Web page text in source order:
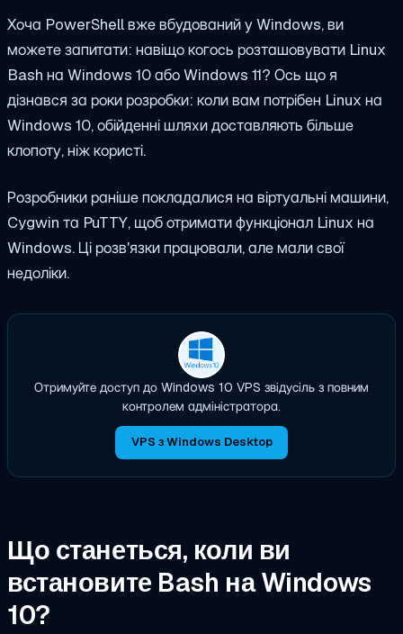
Хоча PowerShell вже вбудований у Windows, ви
можете запитати: навіщо когось розташовувати Linux
Bash на Windows 10 або Windows 11? Ось що я
дізнався за роки розробки: коли вам потрібен Linux на
Windows 10, обійденні шляхи доставляють більше
клопоту, ніж користі.
Розробники раніше покладалися на віртуальні машини,
Cygwin та PuTTY, щоб отримати функціонал Linux на
Windows. Ці розв'язки працювали, але мали свої
недоліки.
Отримуйте доступ до Windows 10 VPS звідусіль з повним
контролем адміністратора.
VPS з Windows Desktop
Що станеться, коли ви
встановите Bash на Windows
10?